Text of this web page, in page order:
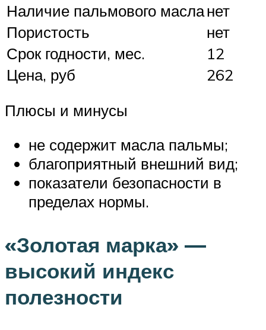
Наличие пальмового масланет
Пористость
нет
Срок годности, мес.
12
Цена, руб
262
Плюсы и минусы
не содержит масла пальмы;
благоприятный внешний вид;
показатели безопасности в
пределах нормы.
«Золотая марка» —
высокий индекс
полезности